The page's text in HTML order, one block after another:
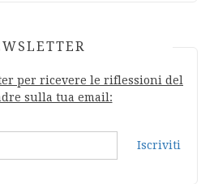
per ricevere le riflessioni del
sulla tua email:
Iscriviti